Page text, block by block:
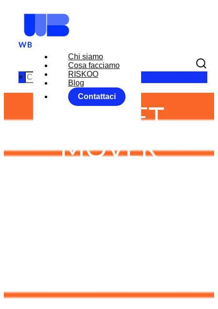
Chi siamo
Cosa facciamo
RISKOO
Blog
Contattaci
×
MARKET
MOVER